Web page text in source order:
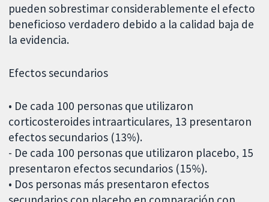
pueden sobrestimar considerablemente el efecto
beneficioso verdadero debido a la calidad baja de
la evidencia.
Efectos secundarios
• De cada 100 personas que utilizaron
corticosteroides intraarticulares, 13 presentaron
efectos secundarios (13%).
- De cada 100 personas que utilizaron placebo, 15
presentaron efectos secundarios (15%).
• Dos personas más presentaron efectos